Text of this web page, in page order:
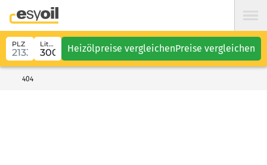
PLZ Liter Heizölpreise vergleichenPreise vergleichen
404